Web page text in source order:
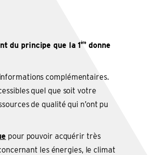
du principe que la 1ère donne
complémentaires.
quel que soit votre
de qualité qui n’ont pu
pour pouvoir acquérir très
les énergies, le climat